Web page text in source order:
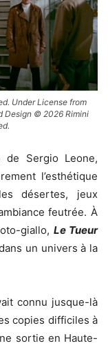
Under License from
Design © 2026 Rimini
de Sergio Leone,
l’esthétique
désertes, jeux
feutrée. À
giallo, Le Tueur
un univers à la
connu jusque-là
copies difficiles à
sortie en Haute-